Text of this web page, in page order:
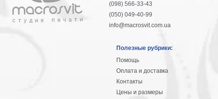
(098) 566-33-43
(050) 049-40-99
info@macrosvit.com.ua
Полезные рубрики:
Помощь
Оплата и доставка
Контакты
Цены и размеры